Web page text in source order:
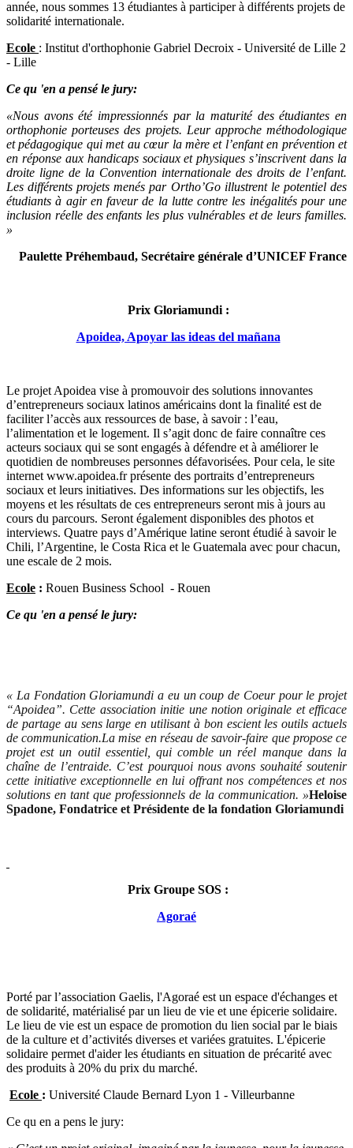
année, nous sommes 13 étudiantes à participer à différents projets de
solidarité internationale.
Ecole : Institut d'orthophonie Gabriel Decroix - Université de Lille 2
- Lille
Ce qu 'en a pensé le jury:
«Nous avons été impressionnés par la maturité des étudiantes en
orthophonie porteuses des projets. Leur approche méthodologique
et pédagogique qui met au cœur la mère et l’enfant en prévention et
en réponse aux handicaps sociaux et physiques s’inscrivent dans la
droite ligne de la Convention internationale des droits de l’enfant.
Les différents projets menés par Ortho’Go illustrent le potentiel des
étudiants à agir en faveur de la lutte contre les inégalités pour une
inclusion réelle des enfants les plus vulnérables et de leurs familles.
»
Paulette Préhembaud, Secrétaire générale d’UNICEF France
Prix Gloriamundi:
Apoidea, Apoyar las ideas del mañana
Le projet Apoidea vise à promouvoir des solutions innovantes
d’entrepreneurs sociaux latinos américains dont la finalité est de
faciliter l’accès aux ressources de base, à savoir : l’eau,
l’alimentation et le logement. Il s’agit donc de faire connaître ces
acteurs sociaux qui se sont engagés à défendre et à améliorer le
quotidien de nombreuses personnes défavorisées. Pour cela, le site
internet www.apoidea.fr présente des portraits d’entrepreneurs
sociaux et leurs initiatives. Des informations sur les objectifs, les
moyens et les résultats de ces entrepreneurs seront mis à jours au
cours du parcours. Seront également disponibles des photos et
interviews. Quatre pays d’Amérique latine seront étudié à savoir le
Chili, l’Argentine, le Costa Rica et le Guatemala avec pour chacun,
une escale de 2 mois.
Ecole : Rouen Business School - Rouen
Ce qu 'en a pensé le jury:
« La Fondation Gloriamundi a eu un coup de Coeur pour le projet
“Apoidea”. Cette association initie une notion originale et efficace
de partage au sens large en utilisant à bon escient les outils actuels
de communication.La mise en réseau de savoir-faire que propose ce
projet est un outil essentiel, qui comble un réel manque dans la
chaîne de l’entraide. C’est pourquoi nous avons souhaité soutenir
cette initiative exceptionnelle en lui offrant nos compétences et nos
solutions en tant que professionnels de la communication. »Heloise
Spadone, Fondatrice et Présidente de la fondation Gloriamundi
Prix Groupe SOS :
Agoraé
Porté par l’association Gaelis, l'Agoraé est un espace d'échanges et
de solidarité, matérialisé par un lieu de vie et une épicerie solidaire.
Le lieu de vie est un espace de promotion du lien social par le biais
de la culture et d’activités diverses et variées gratuites. L'épicerie
solidaire permet d'aider les étudiants en situation de précarité avec
des produits à 20% du prix du marché.
Ecole : Université Claude Bernard Lyon 1 - Villeurbanne
Ce qu en a pens le jury: